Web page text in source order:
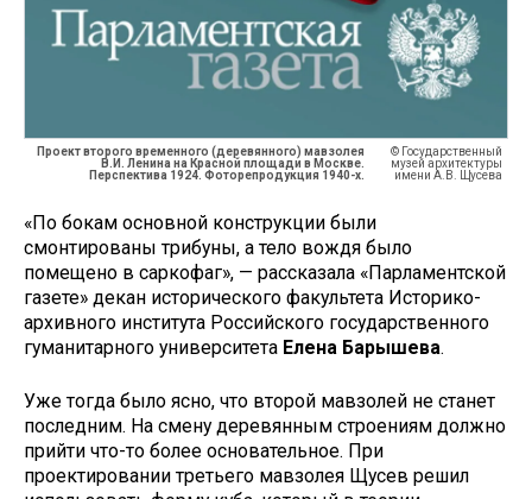
Проект второго временного (деревянного) мавзолея
В.И. Ленина на Красной площади в Москве.
Перспектива 1924. Фоторепродукция 1940-х.
© Государственный
музей архитектуры
имени А.В. Щусева
«По бокам основной конструкции были
смонтированы трибуны, а тело вождя было
помещено в саркофаг», — рассказала «Парламентской
газете» декан исторического факультета Историко-
архивного института Российского государственного
гуманитарного университета Елена Барышева.
Уже тогда было ясно, что второй мавзолей не станет
последним. На смену деревянным строениям должно
прийти что-то более основательное. При
проектировании третьего мавзолея Щусев решил